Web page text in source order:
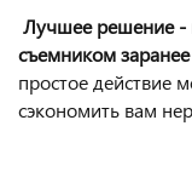
Лучшее решение -
съемником
простое действие
сэкономить вам